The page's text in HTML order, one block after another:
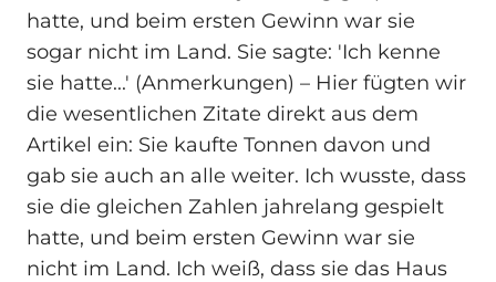
hatte, und beim ersten Gewinn war sie
sogar nicht im Land. Sie sagte: 'Ich kenne
sie hatte...' (Anmerkungen) – Hier fügten wir
die wesentlichen Zitate direkt aus dem
Artikel ein: Sie kaufte Tonnen davon und
gab sie auch an alle weiter. Ich wusste, dass
sie die gleichen Zahlen jahrelang gespielt
hatte, und beim ersten Gewinn war sie
nicht im Land. Ich weiß, dass sie das Haus